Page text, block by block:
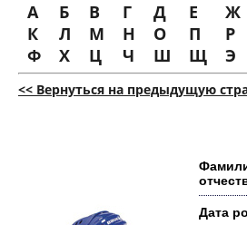
А Б В Г Д Е Ж
К
Л М Н О П Р
Ф
Х Ц Ч Ш Щ Э
<< Вернуться на предыдущую
Дата